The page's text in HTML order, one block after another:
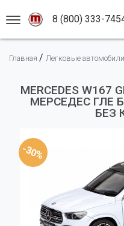
8 (800) 333-
Главная / Легковые автомобили
MERCEDES W167
МЕРСЕДЕС ГЛЕ
БЕЗ
-30%
МОДЕЛЕЙ
Каталог моделей
Легковые автомобили
Гоночные автомобили
Грузовые автомобили
Мотоциклы
Самолеты
Военная техника
Масштабы
1:18
1:43
Информация
Новости
Оплата
Правила